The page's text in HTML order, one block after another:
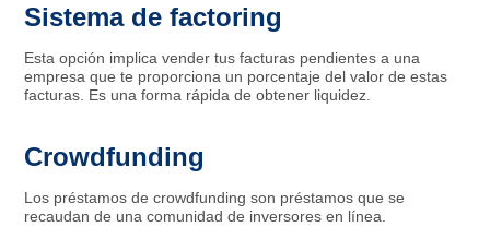
Sistema de factoring
Esta opción implica vender tus facturas pendientes a una
empresa que te proporciona un porcentaje del valor de estas
facturas. Es una forma rápida de obtener liquidez.
Crowdfunding
Los préstamos de crowdfunding son préstamos que se
recaudan de una comunidad de inversores en línea.